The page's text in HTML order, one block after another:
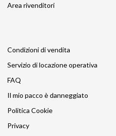
Area rivenditori
Condizioni di vendita
Servizio di locazione operativa
FAQ
Il mio pacco è danneggiato
Politica Cookie
Privacy